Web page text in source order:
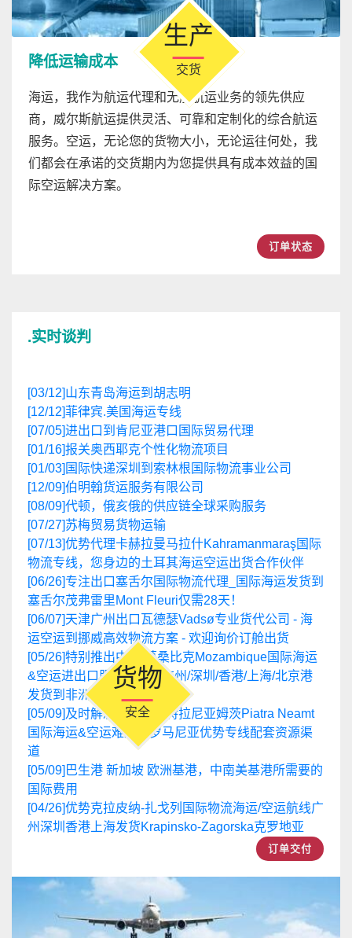
降低运输成本
海运，我作为航运代理和无船航运业务的领先供应
商，威尔斯航运提供灵活、可靠和定制化的综合航运
服务。空运，无论您的货物大小，无论运往何处，我
们都会在承诺的交货期内为您提供具有成本效益的国
际空运解决方案。
交货
[07/05]进出口到肯尼亚港口国际贸易代理
[01/16]报关奥西耶克个性化物流项目
[01/03]国际快递深圳到索林根国际物流事业公司
[12/09]伯明翰货运服务有限公司
[08/09]代顿，俄亥俄的供应链全球采购服务
[07/27]苏梅贸易货物运输
[07/13]优势代理卡赫拉曼马拉什Kahramanmaraş国际
物流专线，您身边的土耳其海运空运出货合作伙伴
[06/26]专注出口塞舌尔国际物流代理_国际海运发货到
塞舌尔茂弗雷里Mont Fleuri仅需28天！
[06/07]天津广州出口瓦德瑟Vadsø专业货代公司 - 海
运空运到挪威高效物流方案 - 欢迎询价订舱出货
[05/26]特别推出中国-莫桑比克Mozambique国际海运
&空运进出口服务专线，广州/深圳/香港/上海/北京港
发货到非洲！
[05/09]及时解决一切皮亚特拉尼亚姆茨Piatra Neamt
国际海运&空运难题，罗马尼亚优势专线配套资源渠
道
[05/09]巴生港 新加坡 欧洲基港，中南美基港所需要的
国际费用
[04/26]优势克拉皮纳-扎戈列国际物流海运/空运航线广
州深圳香港上海发货Krapinsko-Zagorska克罗地亚
订单交付
货物
安全